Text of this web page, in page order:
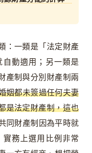
：一類是「法定財產
動適用；另一類是
產制與分別財產制兩
姻都未簽過任何夫妻
是法定財產制，這也
同財產制因為平時就
務上選用比例非常